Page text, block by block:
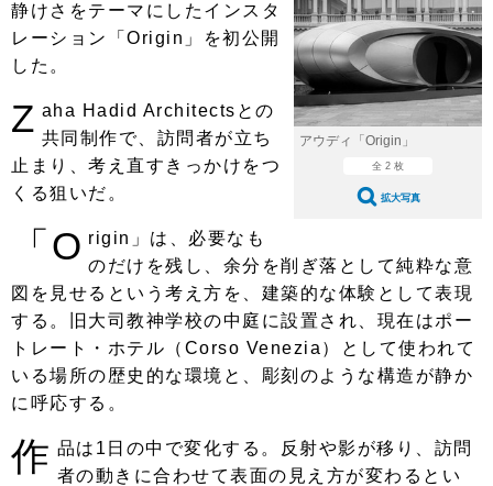
ショップレポート 愛車 File
ストップ！不具合修理＆粗悪修理
鈑金・塗装
ディテイリング
洗車
ヘッドライト磨き コーティング
フィルム・ラッピング
鈑金・塗装
小キズ直し 防錆
特集記事
ストップ 不具合修理＆粗悪修理
カーメーカー「旧車」関連プロジェ
クト
ショップ紹介
ショップレポート プロショップ検索
レストア
カーメーカー「旧車」関連プロジ
ェクト
インタビュー
イベント
イベント告知 イベントレポート
アウディ「Origin」
全 2 枚
拡大写真
静けさをテーマにしたインスタ
レーション「Origin」を初公開
した。
Z aha Hadid Architectsとの
共同制作で、訪問者が立ち
止まり、考え直すきっかけをつ
くる狙いだ。
「O rigin」は、必要なも
のだけを残し、余分を削ぎ落として純粋な意
図を見せるという考え方を、建築的な体験として表現
する。旧大司教神学校の中庭に設置され、現在はポー
トレート・ホテル（Corso Venezia）として使われて
いる場所の歴史的な環境と、彫刻のような構造が静か
に呼応する。
作 品は1日の中で変化する。反射や影が移り、訪問
者の動きに合わせて表面の見え方が変わるとい